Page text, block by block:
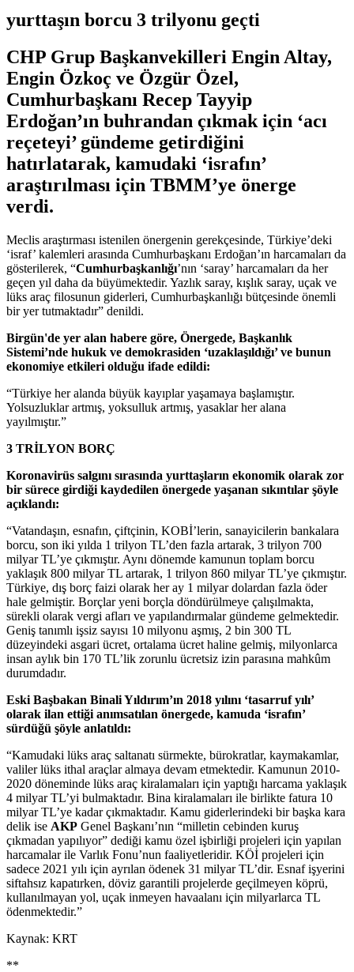
yurttaşın borcu 3 trilyonu geçti
CHP Grup Başkanvekilleri Engin Altay,
Engin Özkoç ve Özgür Özel,
Cumhurbaşkanı Recep Tayyip
Erdoğan’ın buhrandan çıkmak için ‘acı
reçeteyi’ gündeme getirdiğini
hatırlatarak, kamudaki ‘israfın’
araştırılması için TBMM’ye önerge
verdi.
Meclis araştırması istenilen önergenin gerekçesinde, Türkiye’deki
‘israf’ kalemleri arasında Cumhurbaşkanı Erdoğan’ın harcamaları da
gösterilerek, “Cumhurbaşkanlığı’nın ‘saray’ harcamaları da her
geçen yıl daha da büyümektedir. Yazlık saray, kışlık saray, uçak ve
lüks araç filosunun giderleri, Cumhurbaşkanlığı bütçesinde önemli
bir yer tutmaktadır” denildi.
Birgün'de yer alan habere göre, Önergede, Başkanlık
Sistemi’nde hukuk ve demokrasiden ‘uzaklaşıldığı’ ve bunun
ekonomiye etkileri olduğu ifade edildi:
“Türkiye her alanda büyük kayıplar yaşamaya başlamıştır.
Yolsuzluklar artmış, yoksulluk artmış, yasaklar her alana
yayılmıştır.”
3 TRİLYON BORÇ
Koronavirüs salgını sırasında yurttaşların ekonomik olarak zor
bir sürece girdiği kaydedilen önergede yaşanan sıkıntılar şöyle
açıklandı:
“Vatandaşın, esnafın, çiftçinin, KOBİ’lerin, sanayicilerin bankalara
borcu, son iki yılda 1 trilyon TL’den fazla artarak, 3 trilyon 700
milyar TL’ye çıkmıştır. Aynı dönemde kamunun toplam borcu
yaklaşık 800 milyar TL artarak, 1 trilyon 860 milyar TL’ye çıkmıştır.
Türkiye, dış borç faizi olarak her ay 1 milyar dolardan fazla öder
hale gelmiştir. Borçlar yeni borçla döndürülmeye çalışılmakta,
sürekli olarak vergi afları ve yapılandırmalar gündeme gelmektedir.
Geniş tanımlı işsiz sayısı 10 milyonu aşmış, 2 bin 300 TL
düzeyindeki asgari ücret, ortalama ücret haline gelmiş, milyonlarca
insan aylık bin 170 TL’lik zorunlu ücretsiz izin parasına mahkûm
durumdadır.
Eski Başbakan Binali Yıldırım’ın 2018 yılını ‘tasarruf yılı’
olarak ilan ettiği anımsatılan önergede, kamuda ‘israfın’
sürdüğü şöyle anlatıldı:
“Kamudaki lüks araç saltanatı sürmekte, bürokratlar, kaymakamlar,
valiler lüks ithal araçlar almaya devam etmektedir. Kamunun 2010-
2020 döneminde lüks araç kiralamaları için yaptığı harcama yaklaşık
4 milyar TL’yi bulmaktadır. Bina kiralamaları ile birlikte fatura 10
milyar TL’ye kadar çıkmaktadır. Kamu giderlerindeki bir başka kara
delik ise AKP Genel Başkanı’nın “milletin cebinden kuruş
çıkmadan yapılıyor” dediği kamu özel işbirliği projeleri için yapılan
harcamalar ile Varlık Fonu’nun faaliyetleridir. KÖİ projeleri için
sadece 2021 yılı için ayrılan ödenek 31 milyar TL’dir. Esnaf işyerini
siftahsız kapatırken, döviz garantili projelerde geçilmeyen köprü,
kullanılmayan yol, uçak inmeyen havaalanı için milyarlarca TL
ödenmektedir.”
Kaynak: KRT
**